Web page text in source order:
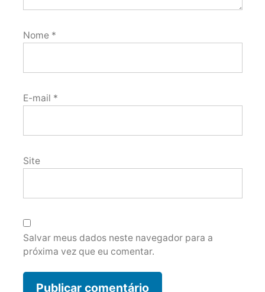
Nome *
E-mail *
Site
Salvar meus dados neste navegador para a
próxima vez que eu comentar.